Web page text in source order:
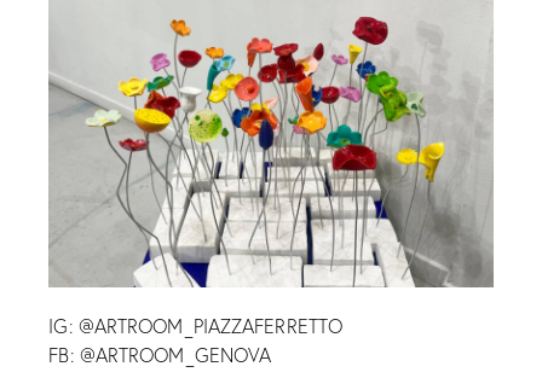
IG: @ARTROOM_PIAZZAFERRETTO
FB: @ARTROOM_GENOVA